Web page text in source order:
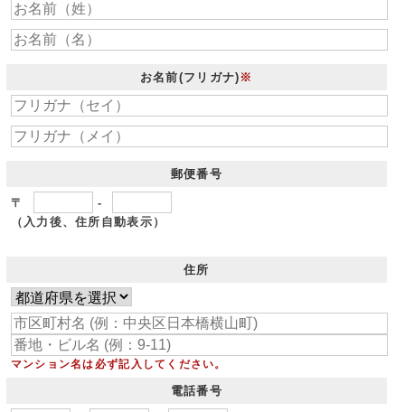
お名前(フリガナ) ※
郵便番号
〒
-
（入力後、住所自動表示）
住所
マンション名は必ず記入してください。
電話番号